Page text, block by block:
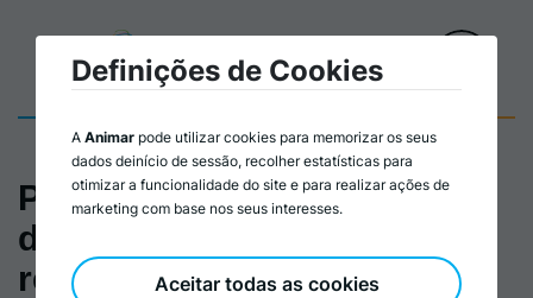
Papel das associações de
desenvolvimento local e
regional, como estrutura
Definições de Cookies
A Animar pode utilizar cookies para memorizar os seus
dados deinício de sessão, recolher estatísticas para
otimizar a funcionalidade do site e para realizar ações de
marketing com base nos seus interesses.
Aceitar todas as cookies